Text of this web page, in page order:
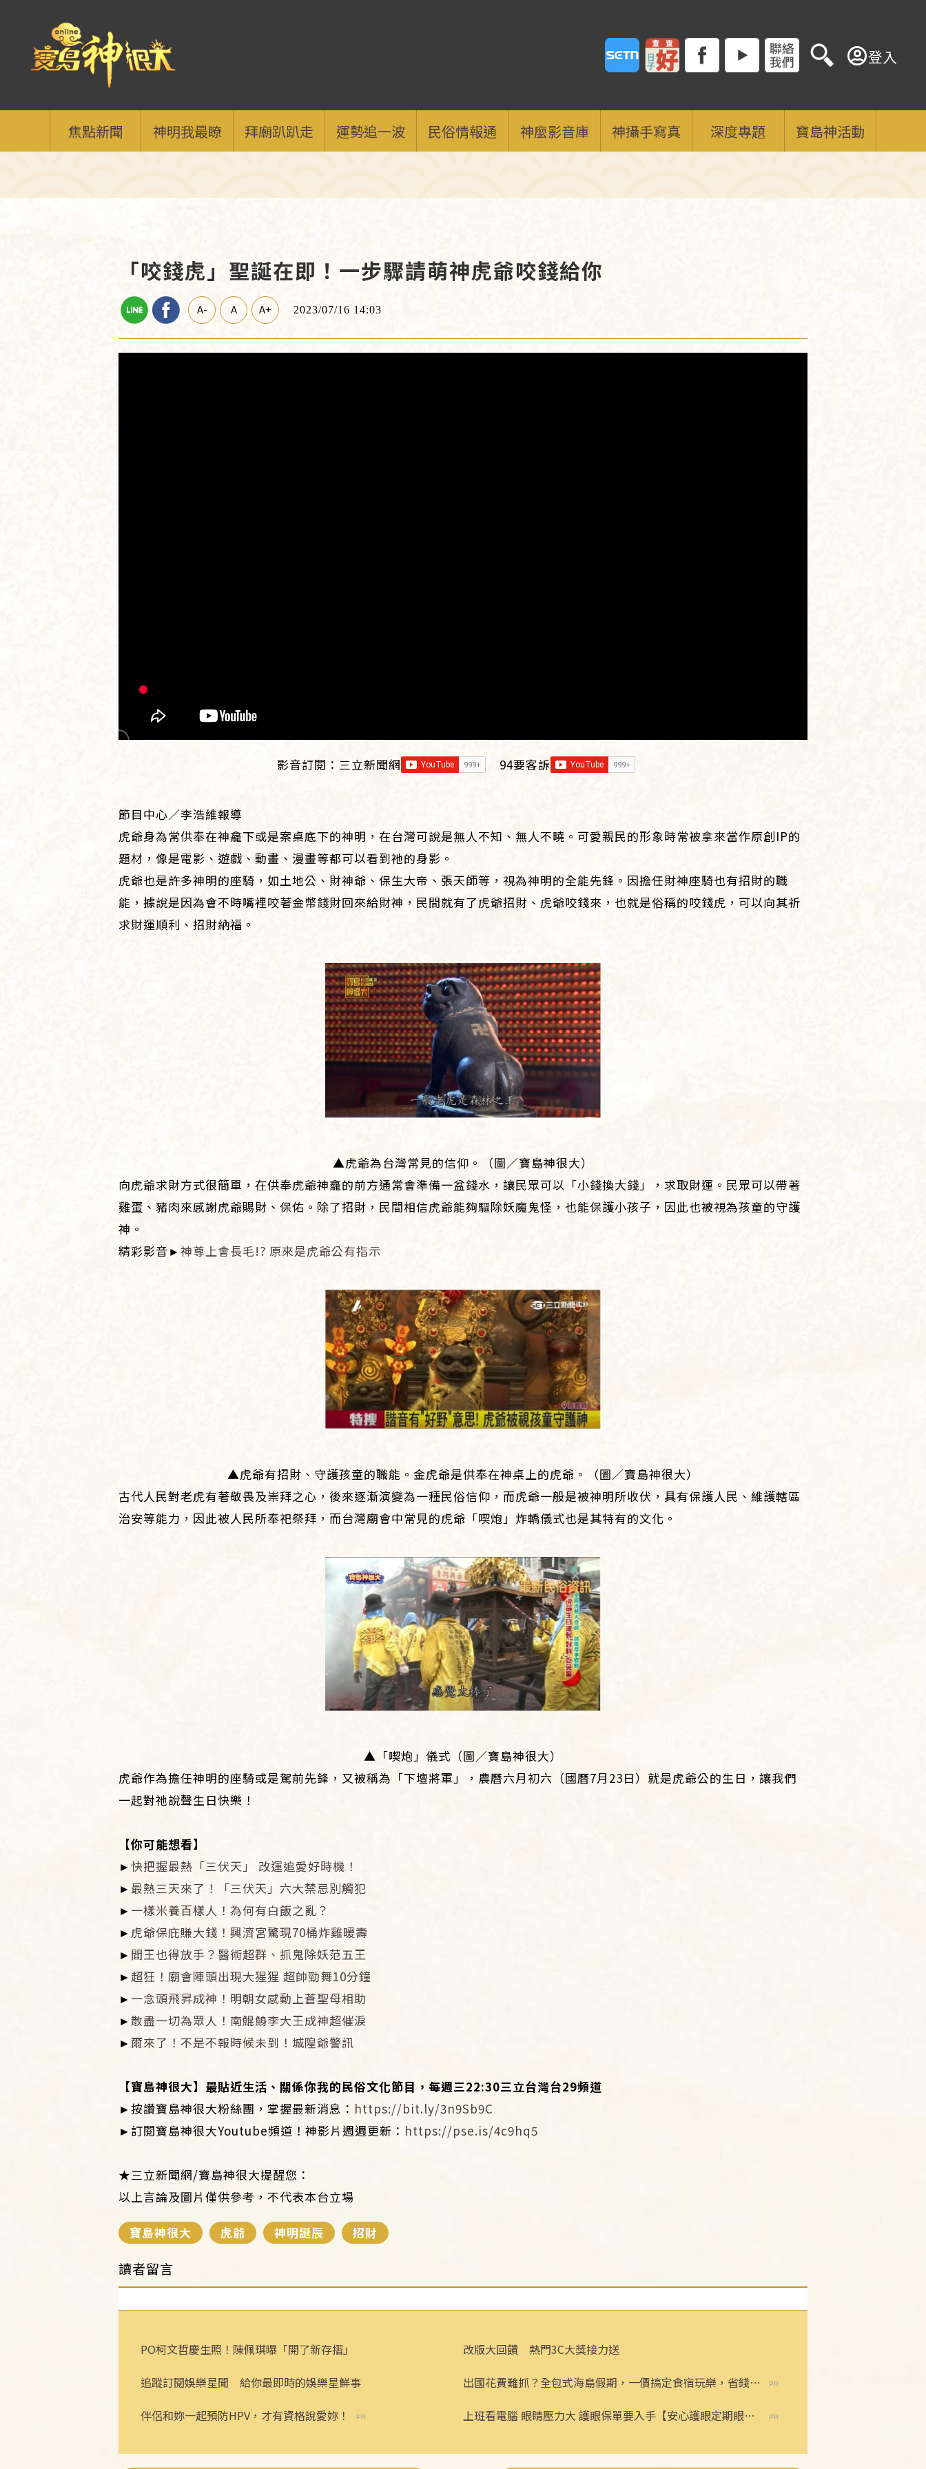
登入
焦點新聞 神明我最瞭 拜廟趴趴走 運勢追一波 民俗情報通 神麼影音庫 神攝手寫真 深度專題 寶島神活動
「咬錢虎」聖誕在即！一步驟請萌神虎爺咬錢給你
A- A A+ 2023/07/16 14:03
影音訂閱： 三立新聞網 94要客訴
節目中心／李浩維報導
虎爺身為常供奉在神龕下或是案桌底下的神明，在台灣可說是無人不知、無人不曉。可愛親民的形象時常被拿來當作原創IP的
題材，像是電影、遊戲、動畫、漫畫等都可以看到祂的身影。
虎爺也是許多神明的座騎，如土地公、財神爺、保生大帝、張天師等，視為神明的全能先鋒。因擔任財神座騎也有招財的職
能，據說是因為會不時嘴裡咬著金幣錢財回來給財神，民間就有了虎爺招財、虎爺咬錢來，也就是俗稱的咬錢虎，可以向其祈
求財運順利、招財納福。
▲虎爺為台灣常見的信仰。（圖／寶島神很大）
向虎爺求財方式很簡單，在供奉虎爺神龕的前方通常會準備一盆錢水，讓民眾可以「小錢換大錢」，求取財運。民眾可以帶著
雞蛋、豬肉來感謝虎爺賜財、保佑。除了招財，民間相信虎爺能夠驅除妖魔鬼怪，也能保護小孩子，因此也被視為孩童的守護
神。
精彩影音► 神尊上會長毛!? 原來是虎爺公有指示
▲虎爺有招財、守護孩童的職能。金虎爺是供奉在神桌上的虎爺。（圖／寶島神很大）
古代人民對老虎有著敬畏及崇拜之心，後來逐漸演變為一種民俗信仰，而虎爺一般是被神明所收伏，具有保護人民、維護轄區
治安等能力，因此被人民所奉祀祭拜，而台灣廟會中常見的虎爺「喫炮」炸轎儀式也是其特有的文化。
▲「喫炮」儀式（圖／寶島神很大）
虎爺作為擔任神明的座騎或是駕前先鋒，又被稱為「下壇將軍」，農曆六月初六（國曆7月23日）就是虎爺公的生日，讓我們
一起對祂說聲生日快樂！
【你可能想看】
► 快把握最熱「三伏天」 改運追愛好時機！
► 最熱三天來了！「三伏天」六大禁忌別觸犯
► 一樣米養百樣人！為何有白飯之亂？
► 虎爺保庇賺大錢！興濟宮驚現70桶炸雞暖壽
► 閻王也得放手？醫術超群、抓鬼除妖范五王
► 超狂！廟會陣頭出現大猩猩 超帥勁舞10分鐘
► 一念頭飛昇成神！明朝女感動上蒼聖母相助
► 散盡一切為眾人！南鯤鯓李大王成神超催淚
► 爾來了！不是不報時候未到！城隍爺警訊
【寶島神很大】最貼近生活、關係你我的民俗文化節目，每週三22:30三立台灣台29頻道
►按讚寶島神很大粉絲團，掌握最新消息： https://bit.ly/3n9Sb9C
►訂閱寶島神很大Youtube頻道！神影片週週更新： https://pse.is/4c9hq5
★三立新聞網/寶島神很大提醒您：
以上言論及圖片僅供參考，不代表本台立場
寶島神很大 虎爺 神明誕辰 招財
讀者留言
PO柯文哲慶生照！陳佩琪曝「開了新存摺」
改版大回饋 熱門3C大獎接力送
追蹤訂閱娛樂星聞 給你最即時的娛樂星鮮事
出國花費難抓？全包式海島假期，一價搞定食宿玩樂，省錢更
伴侶和妳一起預防HPV，才有資格說愛妳！
上班看電腦 眼睛壓力大 護眼保單要入手【安心護眼定期眼睛